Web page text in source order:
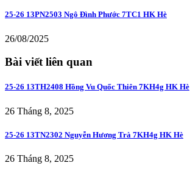
25-26 13PN2503 Ngô Đình Phước 7TC1 HK Hè
26/08/2025
Bài viết liên quan
25-26 13TH2408 Hồng Vu Quốc Thiên 7KH4g HK Hè
26 Tháng 8, 2025
25-26 13TN2302 Nguyễn Hương Trà 7KH4g HK Hè
26 Tháng 8, 2025